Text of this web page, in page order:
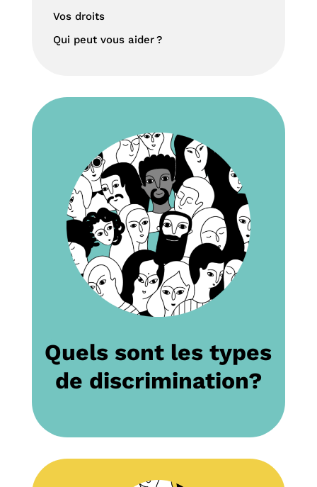
Vos droits
Qui peut vous aider ?
Quels sont les types
de discrimination?